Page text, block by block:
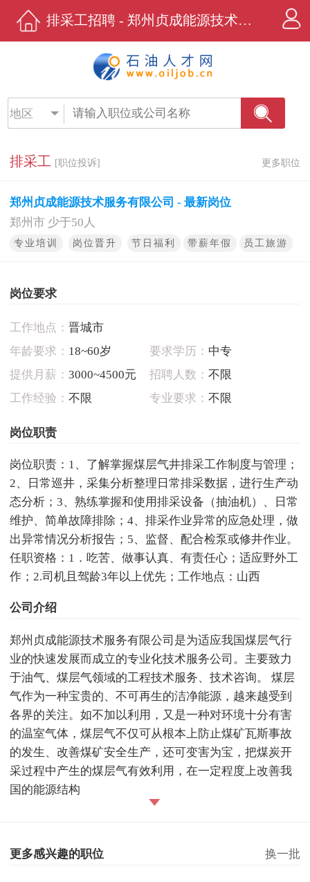
排采工招聘 - 郑州贞成能源技术服务有限公司 - 石油人才网
地区
排采工 [职位投诉] 更多职位
郑州贞成能源技术服务有限公司 - 最新岗位
郑州市 少于50人
专业培训 岗位晋升 节日福利 带薪年假 员工旅游
岗位要求
工作地点： 晋城市
年龄要求： 18~60岁 要求学历： 中专
提供月薪： 3000~4500元 招聘人数： 不限
工作经验： 不限 专业要求： 不限
岗位职责
岗位职责：1、了解掌握煤层气井排采工作制度与管理；
2、日常巡井，采集分析整理日常排采数据，进行生产动
态分析；3、熟练掌握和使用排采设备（抽油机）、日常
维护、简单故障排除；4、排采作业异常的应急处理，做
出异常情况分析报告；5、监督、配合检泵或修井作业。
任职资格：1．吃苦、做事认真、有责任心；适应野外工
作；2.司机且驾龄3年以上优先；工作地点：山西
公司介绍
郑州贞成能源技术服务有限公司是为适应我国煤层气行
业的快速发展而成立的专业化技术服务公司。主要致力
于油气、煤层气领域的工程技术服务、技术咨询。 煤层
气作为一种宝贵的、不可再生的洁净能源，越来越受到
各界的关注。如不加以利用，又是一种对环境十分有害
的温室气体，煤层气不仅可从根本上防止煤矿瓦斯事故
的发生、改善煤矿安全生产，还可变害为宝，把煤炭开
采过程中产生的煤层气有效利用，在一定程度上改善我
国的能源结构
更多感兴趣的职位 换一批